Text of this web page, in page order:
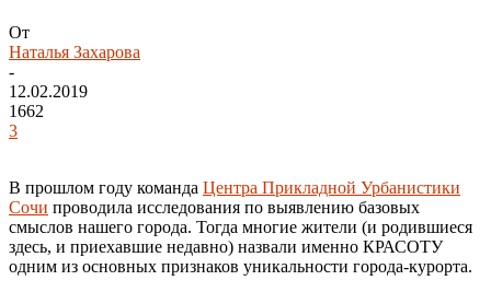
От
Наталья Захарова
-
12.02.2019
1662
3
В прошлом году команда Центра Прикладной Урбанистики
Сочи проводила исследования по выявлению базовых
смыслов нашего города. Тогда многие жители (и родившиеся
здесь, и приехавшие недавно) назвали именно КРАСОТУ
одним из основных признаков уникальности города-курорта.